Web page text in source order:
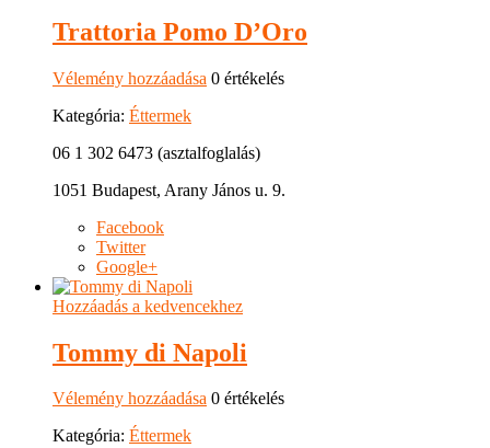
Trattoria Pomo D’Oro
Vélemény hozzáadása 0 értékelés
Kategória: Éttermek
06 1 302 6473 (asztalfoglalás)
1051 Budapest, Arany János u. 9.
Facebook
Twitter
Google+
Hozzáadás a kedvencekhez
Tommy di Napoli
Vélemény hozzáadása 0 értékelés
Kategória: Éttermek